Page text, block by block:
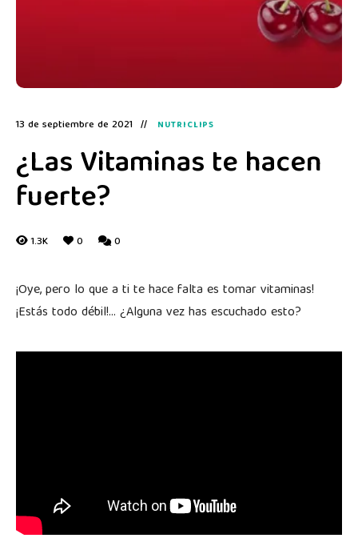
13 de septiembre de 2021 NUTRICLIPS
¿Las Vitaminas te hacen
fuerte?
1.3K 0 0
¡Oye, pero lo que a ti te hace falta es tomar vitaminas!
¡Estás todo débil!… ¿Alguna vez has escuchado esto?